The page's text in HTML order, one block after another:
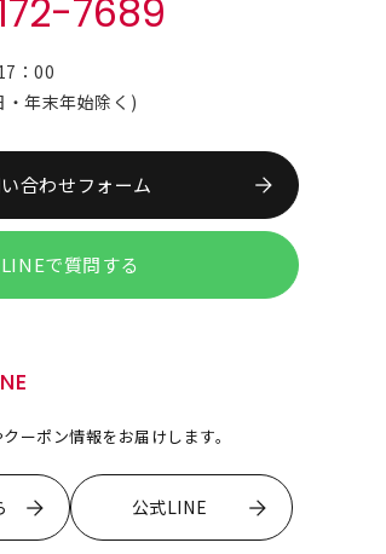
7689
：00
年末年始除く)
合わせフォーム
LINEで質問する
ーポン情報をお届けします。
公式LINE